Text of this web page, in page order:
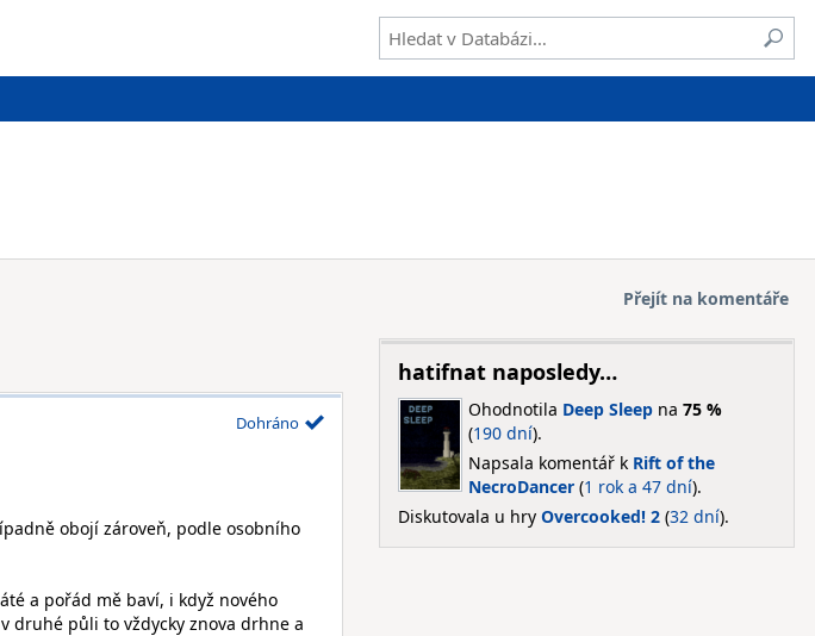
Přejít na komentáře
Dohráno
obojí zároveň, podle osobního
a pořád mě baví, i když nového
druhé půli to vždycky znova drhne a
hatifnat naposledy…
Ohodnotila Deep Sleepna 75 %
(190 dní).
Napsala komentář k Rift of the
NecroDancer(1 rok a 47 dní).
Diskutovala u hry Overcooked! 2(32 dní).